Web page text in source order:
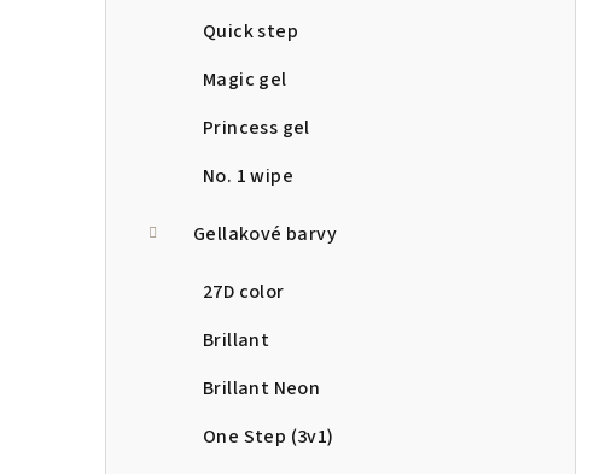
Quick step
Magic gel
Princess gel
No. 1 wipe
Gellakové barvy
27D color
Brillant
Brillant Neon
One Step (3v1)